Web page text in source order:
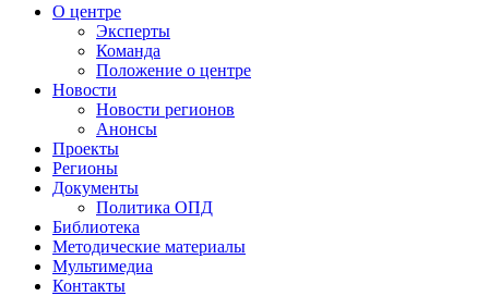
О центре
Эксперты
Команда
Положение о центре
Новости
Новости регионов
Анонсы
Проекты
Регионы
Документы
Политика ОПД
Библиотека
Методические материалы
Мультимедиа
Контакты